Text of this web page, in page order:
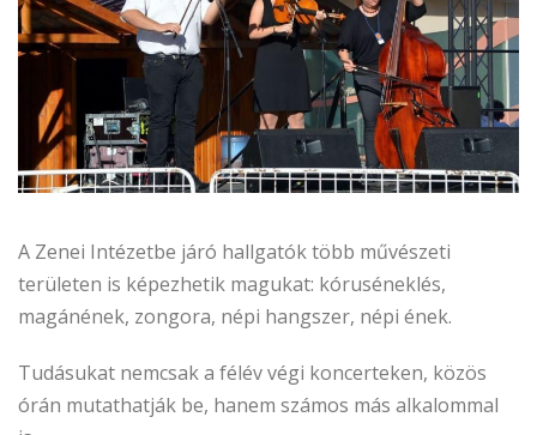
A Zenei Intézetbe járó hallgatók több művészeti
területen is képezhetik magukat: kóruséneklés,
magánének, zongora, népi hangszer, népi ének.
Tudásukat nemcsak a félév végi koncerteken, közös
órán mutathatják be, hanem számos más alkalommal